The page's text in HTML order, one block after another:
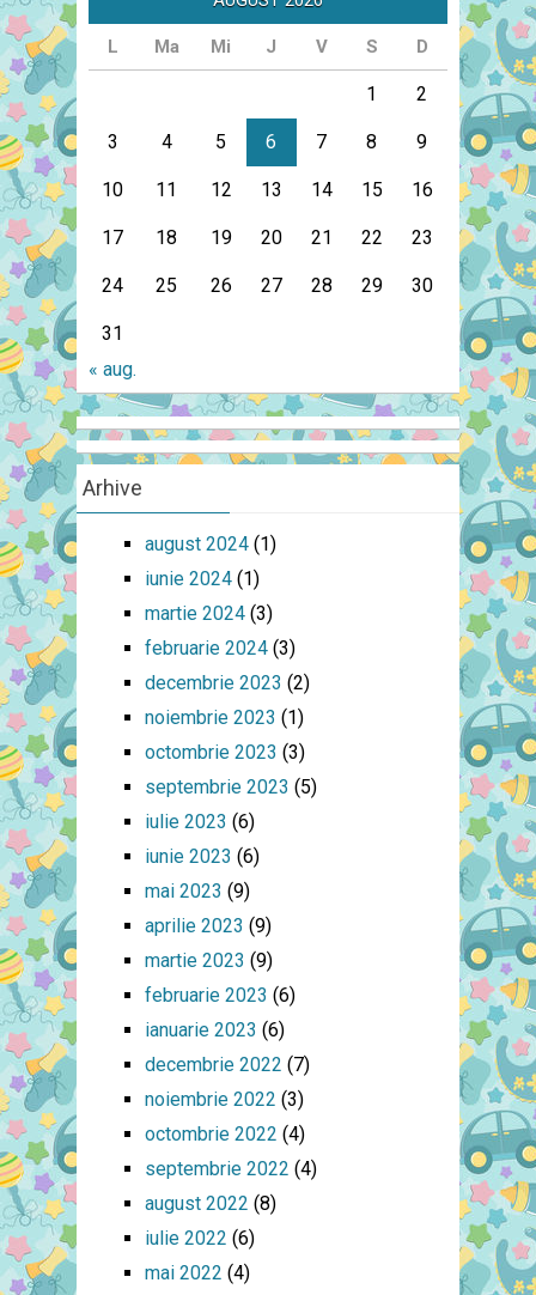
L Ma Mi J V S D
1 2
3 4 5 6 7 8 9
10 11 12 13 14 15 16
17 18 19 20 21 22 23
24 25 26 27 28 29 30
31
« aug.
Arhive
august 2024(1)
iunie 2024(1)
martie 2024(3)
februarie 2024(3)
decembrie 2023 (2)
noiembrie 2023 (1)
octombrie 2023 (3)
septembrie 2023 (5)
iulie 2023 (6)
iunie 2023 (6)
mai 2023 (9)
aprilie 2023 (9)
martie 2023 (9)
februarie 2023 (6)
ianuarie 2023 (6)
decembrie 2022 (7)
noiembrie 2022 (3)
octombrie 2022 (4)
septembrie 2022 (4)
august 2022 (8)
iulie 2022 (6)
mai 2022 (4)